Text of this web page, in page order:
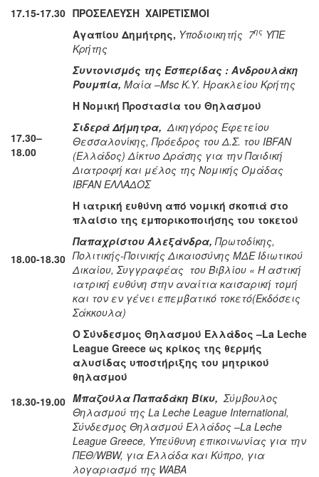
17.15-17.30 ΠΡΟΣΕΛΕΥΣΗ ΧΑΙΡΕΤΙΣΜΟΙ
Αγαπίου Δημήτρης, Υποδιοικητής 7ης ΥΠΕ
Κρήτης
Συντονισμός της Εσπερίδας : Ανδρουλάκη
Ρουμπία, Mαία –Msc Κ.Υ. Ηρακλείου Κρήτης
17.30–
18.00
Η Νομική Προστασία του Θηλασμού
Σιδερά Δήμητρα, Δικηγόρος Εφετείου
Θεσσαλονίκης, Πρόεδρος του Δ.Σ. του IBFAN
(Ελλάδος) Δίκτυο Δράσης για την Παιδική
Διατροφή και μέλος της Νομικής Ομάδας
IBFAN ΕΛΛΑΔΟΣ
18.00-18.30
Η ιατρική ευθύνη από νομική σκοπιά στο
πλαίσιο της εμπορικοποιήσης του τοκετού
Παπαχρίστου Αλεξάνδρα, Πρωτοδίκης,
Πολιτικής-Ποινικής Δικαιοσύνης ΜΔΕ Ιδιωτικού
Δικαίου, Συγγραφέας του Βιβλίου « Η αστική
ιατρική ευθύνη στην αναίτια καισαρική τομή
και τον εν γένει επεμβατικό τοκετό(Εκδόσεις
Σάκκουλα)
18.30-19.00
Ο Σύνδεσμος Θηλασμού Ελλάδος –La Leche
League Greece ως κρίκος της θερμής
αλυσίδας υποστήριξης του μητρικού
θηλασμού
Μπαζούλα Παπαδάκη Βίκυ, Σύμβουλος
Θηλασμού της La Leche League International,
Σύνδεσμος Θηλασμού Ελλάδος –La Leche
League Greece, Υπεύθυνη επικοινωνίας για την
ΠΕΘ/WBW, για Ελλάδα και Κύπρο, για
λογαριασμό της WABA